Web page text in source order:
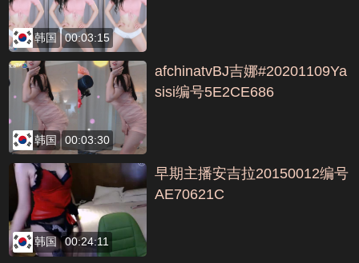
韩国 00:03:15
韩国 00:03:30
afchinatvBJ吉娜#20201109Ya
sisi编号5E2CE686
韩国 00:24:11
早期主播安吉拉20150012编号
AE70621C